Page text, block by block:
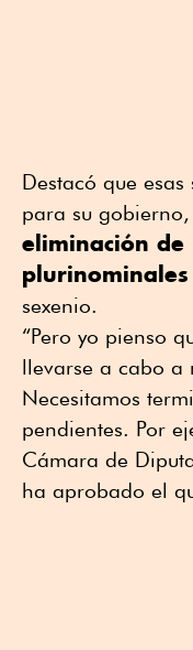
Destacó que
para su
eliminación de
plurinominales
sexenio.
“Pero yo pienso
llevarse a cabo a
Necesitamos
pendientes. Por
Cámara de
ha aprobado el